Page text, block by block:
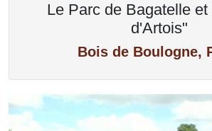
Le Parc de Bagatelle
d'Artois"
Bois de Boulogne,